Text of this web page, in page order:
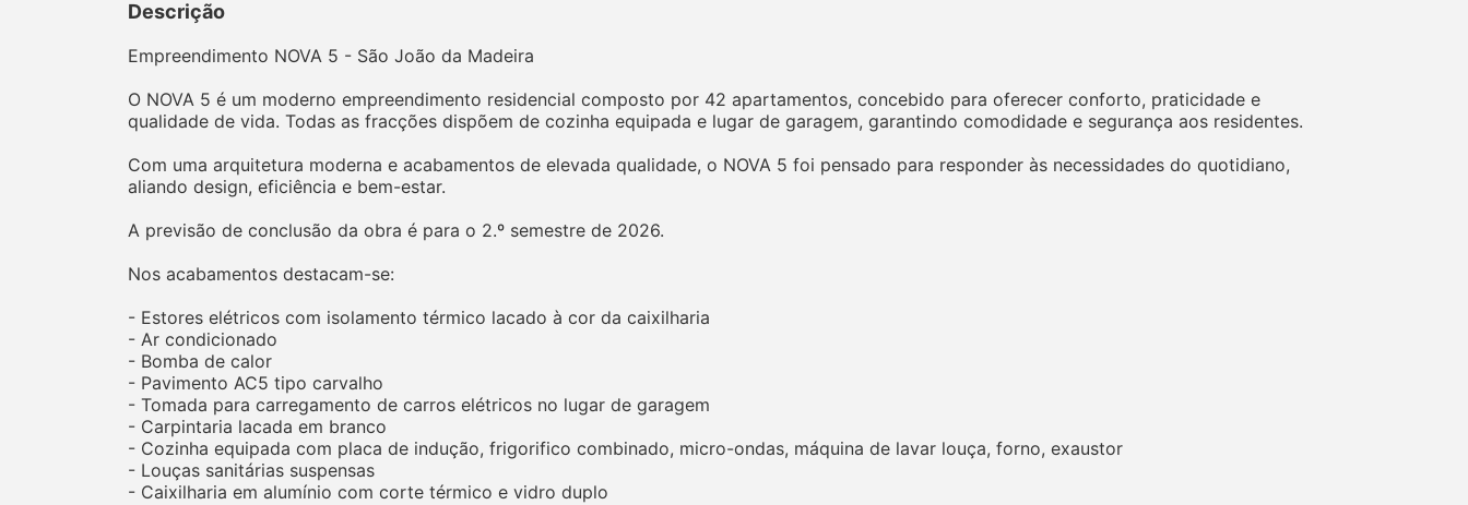
Descrição
Empreendimento NOVA 5 - São João da Madeira
O NOVA 5 é um moderno empreendimento residencial composto por 42 apartamentos, concebido para oferecer conforto, praticidade e
qualidade de vida. Todas as fracções dispõem de cozinha equipada e lugar de garagem, garantindo comodidade e segurança aos residentes.
Com uma arquitetura moderna e acabamentos de elevada qualidade, o NOVA 5 foi pensado para responder às necessidades do quotidiano,
aliando design, eficiência e bem-estar.
A previsão de conclusão da obra é para o 2.º semestre de 2026.
Nos acabamentos destacam-se:
- Estores elétricos com isolamento térmico lacado à cor da caixilharia
- Ar condicionado
- Bomba de calor
- Pavimento AC5 tipo carvalho
- Tomada para carregamento de carros elétricos no lugar de garagem
- Carpintaria lacada em branco
- Cozinha equipada com placa de indução, frigorifico combinado, micro-ondas, máquina de lavar louça, forno, exaustor
- Louças sanitárias suspensas
- Caixilharia em alumínio com corte térmico e vidro duplo